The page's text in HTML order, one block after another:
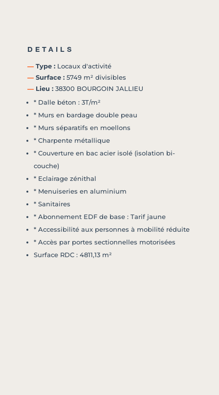
DETAILS
― Type : Locaux d'activité
― Surface : 5749 m² divisibles
― Lieu : 38300 BOURGOIN JALLIEU
* Dalle béton : 3T/m²
* Murs en bardage double peau
* Murs séparatifs en moellons
* Charpente métallique
* Couverture en bac acier isolé (isolation bi-
couche)
* Eclairage zénithal
* Menuiseries en aluminium
* Sanitaires
* Abonnement EDF de base : Tarif jaune
* Accessibilité aux personnes à mobilité réduite
* Accès par portes sectionnelles motorisées
Surface RDC : 4811,13 m²